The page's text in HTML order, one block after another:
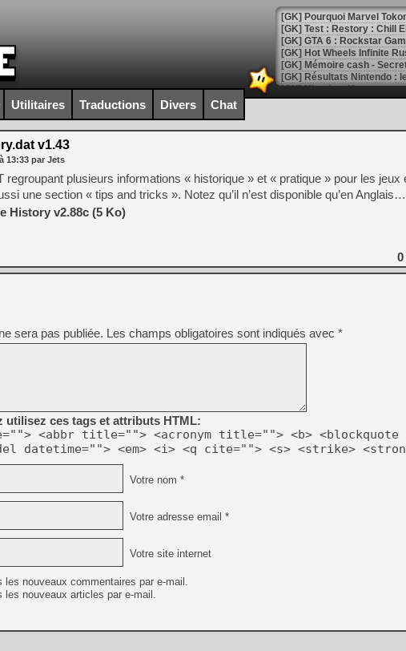
[GK] Pourquoi Marvel
[GK] Test : Restory : Chill
[GK] GTA 6 : Rockstar
[GK] Hot Wheels Infinite
[GK] Mémoire cash -
[GK] Résultats Nintendo :
[GK] Déjà des
[Mo5] Brickboy cherche à
[GK] Minecraft et ses «
[GK] Beast of
[GK] Ubisoft : fin de partie
[GK] Mémoire cash -
[GK] Dan Houser (GTA)
[GK] Comment EA Sports
[GK] Crimson Moon : un
[GK] Isle of Reveries : le
[GK] Moonlighter 2 : The
[GK] Capcom relance
[Mo5] Deux inédits du
[GK] Le beat'em up The
[GK] Endless Legend 2 :
[LS] [PS5] Le WebKit
[GK] Oubliez Crazy Taxi,
[LS] [Switch] NSZ 5.0.0
[GK] No More Room in
[GK] Un chatbot Atelier
[GK] Mémoire cash -
[GK] Nvidia : le prix des
[GK] Suikoden Star Leap
[Mo5] La mini borne
Utilitaires Traductions Divers Chat
v1.43
à 13:33 par Jets
regroupant plusieurs informations « historique » et « pratique » pour les jeux
une section « tips and tricks ». Notez qu’il n’est disponible qu’en Anglais…
History v2.88c (5 Ko)
0
sera pas publiée. Les champs obligatoires sont indiqués avec *
utilisez ces tags et attributs HTML:
<abbr title=""> <acronym title=""> <b> <blockquote
datetime=""> <em> <i> <q cite=""> <s> <strike>
Votre nom *
Votre adresse email *
Votre site internet
les nouveaux commentaires par e-mail.
les nouveaux articles par e-mail.